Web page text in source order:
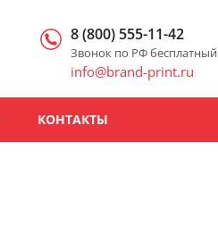
8 (800) 555-11-42
Звонок по РФ бесплатный
info@brand-print.ru
КОНТАКТЫ